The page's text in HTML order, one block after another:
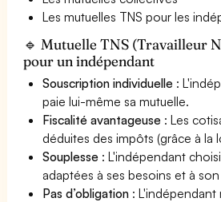
Les mutuelles TNS pour les
🔹 Mutuelle TNS (Travailleur
pour un indépendant
Souscription individuelle :
paie lui-même sa mutuelle.
Fiscalité avantageuse : Les
déduites des impôts (grâce à la
Souplesse : L'indépendant
adaptées à ses besoins et à
Pas d’obligation :